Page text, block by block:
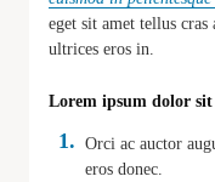
eget sit amet tellus
ultrices eros in.
Lorem ipsum dolor sit
Orci ac auctor
eros donec.